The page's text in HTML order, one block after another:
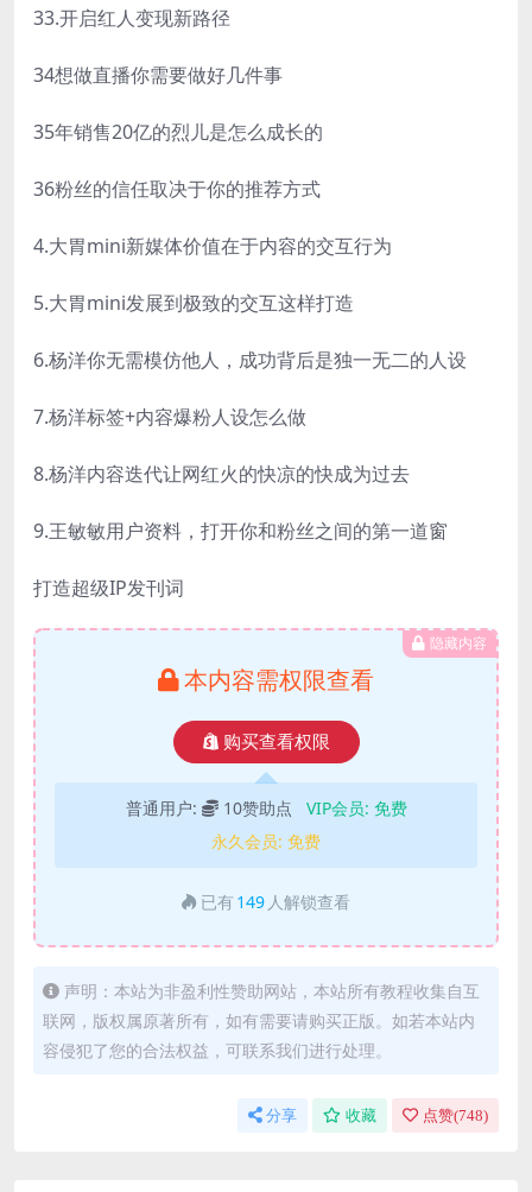
33.开启红人变现新路径
34想做直播你需要做好几件事
35年销售20亿的烈儿是怎么成长的
36粉丝的信任取决于你的推荐方式
4.大胃mini新媒体价值在于内容的交互行为
5.大胃mini发展到极致的交互这样打造
6.杨洋你无需模仿他人，成功背后是独一无二的人设
7.杨洋标签+内容爆粉人设怎么做
8.杨洋内容迭代让网红火的快凉的快成为过去
9.王敏敏用户资料，打开你和粉丝之间的第一道窗
打造超级IP发刊词
隐藏内容
本内容需权限查看
购买查看权限
普通用户: 10赞助点 VIP会员: 免费
永久会员: 免费
已有 149 人解锁查看
声明：本站为非盈利性赞助网站，本站所有教程收集自互
联网，版权属原著所有，如有需要请购买正版。如若本站内
容侵犯了您的合法权益，可联系我们进行处理。
分享 收藏 点赞(748)